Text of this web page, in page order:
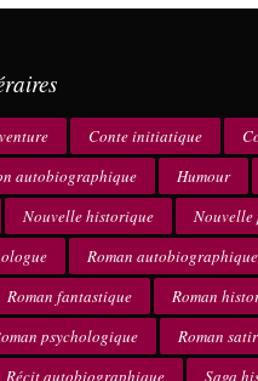
Conte initiatique
autobiographique Humour
Nouvelle historique Nouvelle
Roman autobiographique
Roman fantastique Roman
psychologique Roman
Récit autobiographique Saga